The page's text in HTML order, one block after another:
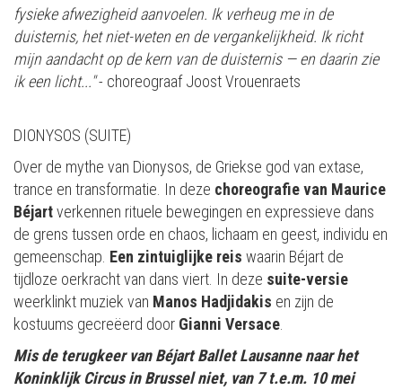
fysieke afwezigheid aanvoelen. Ik verheug me in de
duisternis, het niet-weten en de vergankelijkheid. Ik richt
mijn aandacht op de kern van de duisternis — en daarin zie
ik een licht..."- choreograaf Joost Vrouenraets
DIONYSOS (SUITE)
Over de mythe van Dionysos, de Griekse god van extase,
trance en transformatie. In deze choreografie van Maurice
Béjartverkennen rituele bewegingen en expressieve dans
de grens tussen orde en chaos, lichaam en geest, individu en
gemeenschap. Een zintuiglijke reis waarin Béjart de
tijdloze oerkracht van dans viert. In deze suite-versie
weerklinkt muziek van Manos Hadjidakis en zijn de
kostuums gecreëerd door Gianni Versace.
Mis de terugkeer van Béjart Ballet Lausanne naar het
Koninklijk Circus in Brussel niet, van 7 t.e.m. 10 mei